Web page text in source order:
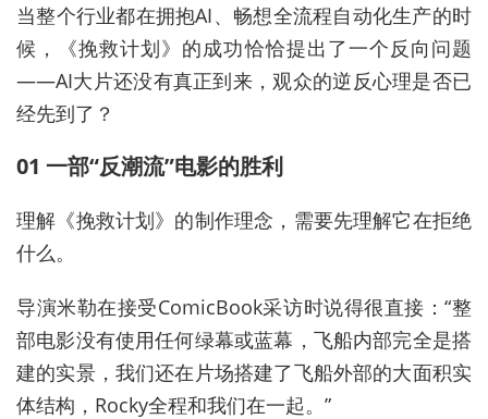
当整个行业都在拥抱AI、畅想全流程自动化生产的时
候，《挽救计划》的成功恰恰提出了一个反向问题
——AI大片还没有真正到来，观众的逆反心理是否已
经先到了？
01 一部“反潮流”电影的胜利
理解《挽救计划》的制作理念，需要先理解它在拒绝
什么。
导演米勒在接受ComicBook采访时说得很直接：“整
部电影没有使用任何绿幕或蓝幕，飞船内部完全是搭
建的实景，我们还在片场搭建了飞船外部的大面积实
体结构，Rocky全程和我们在一起。”